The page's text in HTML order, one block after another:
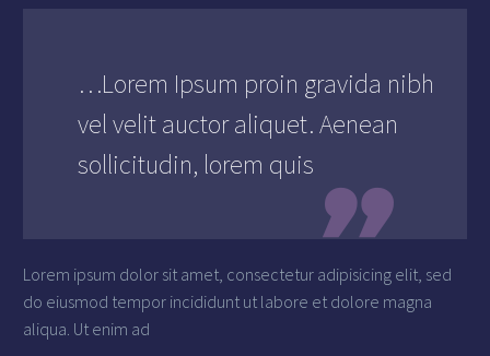
…Lorem Ipsum proin gravida nibh
vel velit auctor aliquet. Aenean
sollicitudin, lorem quis
Lorem ipsum dolor sit amet, consectetur adipisicing elit, sed
do eiusmod tempor incididunt ut labore et dolore magna
aliqua. Ut enim ad